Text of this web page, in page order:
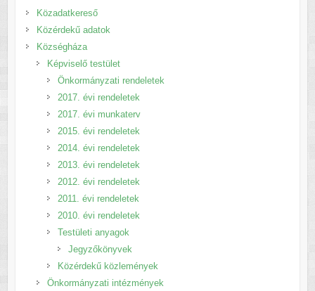
Közadatkereső
Közérdekű adatok
Községháza
Képviselő testület
Önkormányzati rendeletek
2017. évi rendeletek
2017. évi munkaterv
2015. évi rendeletek
2014. évi rendeletek
2013. évi rendeletek
2012. évi rendeletek
2011. évi rendeletek
2010. évi rendeletek
Testületi anyagok
Jegyzőkönyvek
Közérdekű közlemények
Önkormányzati intézmények